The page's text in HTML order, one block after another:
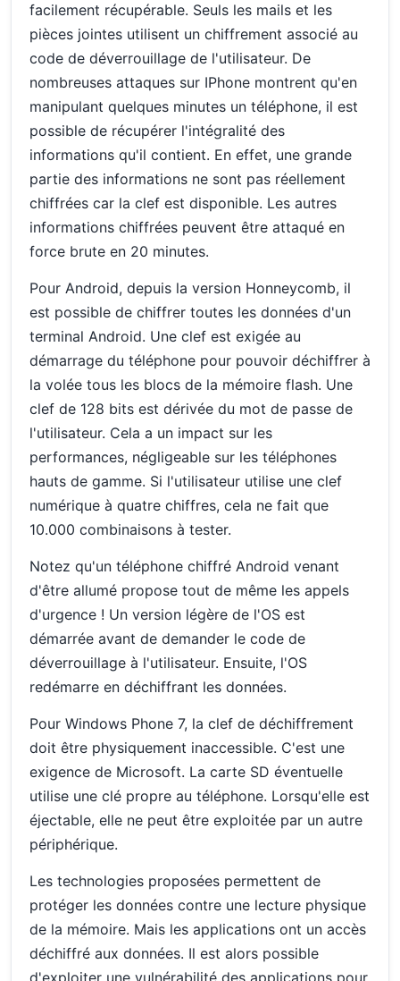
facilement récupérable. Seuls les mails et les
pièces jointes utilisent un chiffrement associé au
code de déverrouillage de l'utilisateur. De
nombreuses attaques sur IPhone montrent qu'en
manipulant quelques minutes un téléphone, il est
possible de récupérer l'intégralité des
informations qu'il contient. En effet, une grande
partie des informations ne sont pas réellement
chiffrées car la clef est disponible. Les autres
informations chiffrées peuvent être attaqué en
force brute en 20 minutes.
Pour Android, depuis la version Honneycomb, il
est possible de chiffrer toutes les données d'un
terminal Android. Une clef est exigée au
démarrage du téléphone pour pouvoir déchiffrer à
la volée tous les blocs de la mémoire flash. Une
clef de 128 bits est dérivée du mot de passe de
l'utilisateur. Cela a un impact sur les
performances, négligeable sur les téléphones
hauts de gamme. Si l'utilisateur utilise une clef
numérique à quatre chiffres, cela ne fait que
10.000 combinaisons à tester.
Notez qu'un téléphone chiffré Android venant
d'être allumé propose tout de même les appels
d'urgence ! Un version légère de l'OS est
démarrée avant de demander le code de
déverrouillage à l'utilisateur. Ensuite, l'OS
redémarre en déchiffrant les données.
Pour Windows Phone 7, la clef de déchiffrement
doit être physiquement inaccessible. C'est une
exigence de Microsoft. La carte SD éventuelle
utilise une clé propre au téléphone. Lorsqu'elle est
éjectable, elle ne peut être exploitée par un autre
périphérique.
Les technologies proposées permettent de
protéger les données contre une lecture physique
de la mémoire. Mais les applications ont un accès
déchiffré aux données. Il est alors possible